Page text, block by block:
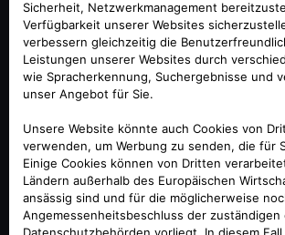
NOCH MEHR
AUSWAHL:
UNSERER
EXKLUSIVEN